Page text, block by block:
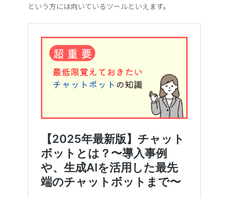
という方には向いているツールといえます。